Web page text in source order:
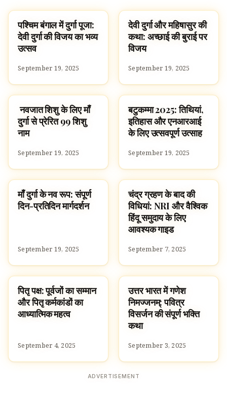
SPIRITUALITY
पश्चिम बंगाल में दुर्गा पूजा:
देवी दुर्गा की विजय का भव्य
उत्सव
September 19, 2025
STORIES
देवी दुर्गा और महिषासुर की
कथा: अच्छाई की बुराई पर
विजय
September 19, 2025
SPIRITUALITY
नवजात शिशु के लिए माँ
दुर्गा से प्रेरित 99 शिशु
नाम
September 19, 2025
SPIRITUALITY
बटुकम्मा 2025: तिथियां,
इतिहास और एनआरआई
के लिए उत्सवपूर्ण उत्साह
September 19, 2025
SPIRITUALITY
माँ दुर्गा के नव रूप: संपूर्ण
दिन-प्रतिदिन मार्गदर्शन
September 19, 2025
SPIRITUALITY
चंद्र ग्रहण के बाद की
विधियां: NRI और वैश्विक
हिंदू समुदाय के लिए
आवश्यक गाइड
September 7, 2025
TRADITIONS
पितृ पक्ष: पूर्वजों का सम्मान
और पितृ कर्मकांडों का
आध्यात्मिक महत्व
September 4, 2025
SPIRITUALITY
उत्तर भारत में गणेश
निमज्जनम्: पवित्र
विसर्जन की संपूर्ण भक्ति
कथा
September 3, 2025
ADVERTISEMENT